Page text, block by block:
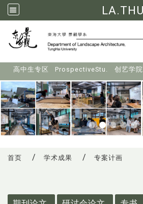
LA.THU
高中生专区 ProspectiveStu. 创艺学院
首页 学术成果 专案计画